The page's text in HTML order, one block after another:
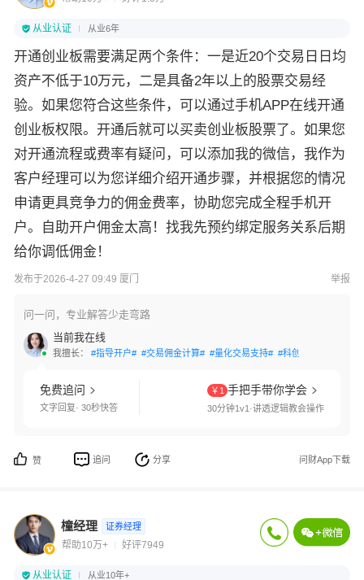
从业认证 从业6年
开通创业板需要满足两个条件：一是近20个交易日日均
资产不低于10万元，二是具备2年以上的股票交易经
验。如果您符合这些条件，可以通过手机APP在线开通
创业板权限。开通后就可以买卖创业板股票了。如果您
对开通流程或费率有疑问，可以添加我的微信，我作为
客户经理可以为您详细介绍开通步骤，并根据您的情况
申请更具竞争力的佣金费率，协助您完成全程手机开
户。自助开户佣金太高！找我先预约绑定服务关系后期
给你调低佣金！
发布于2026-4-27 09:49 厦门 举报
问一问，专业解答少走弯路
当前我在线
我擅长： #指导开户# #交易佣金计算# #量化交易支持# #科创板开通#
免费追问
文字回复· 30秒快答
￥1 手把手带你学会
30分钟1v1·讲透逻辑教会操作
赞 追问 分享 问财App下载
橦经理 证券经理
帮助10万+ 好评7949
从业认证 从业10年+